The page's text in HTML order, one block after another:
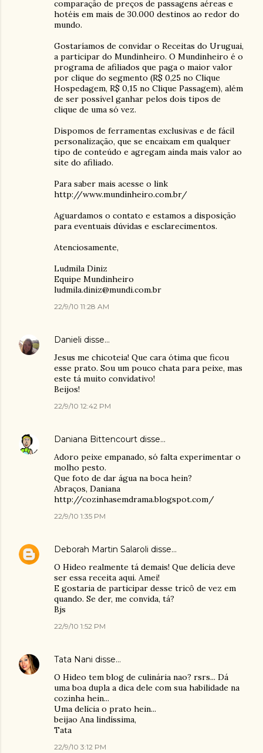
comparação de preços de passagens aéreas e
hotéis em mais de 30.000 destinos ao redor do
mundo.
Gostaríamos de convidar o Receitas do Uruguai,
a participar do Mundinheiro. O Mundinheiro é o
programa de afiliados que paga o maior valor
por clique do segmento (R$ 0,25 no Clique
Hospedagem, R$ 0,15 no Clique Passagem), além
de ser possível ganhar pelos dois tipos de
clique de uma só vez.
Dispomos de ferramentas exclusivas e de fácil
personalização, que se encaixam em qualquer
tipo de conteúdo e agregam ainda mais valor ao
site do afiliado.
Para saber mais acesse o link
http://www.mundinheiro.com.br/
Aguardamos o contato e estamos a disposição
para eventuais dúvidas e esclarecimentos.
Atenciosamente,
Ludmila Diniz
Equipe Mundinheiro
ludmila.diniz@mundi.com.br
22/9/10 11:28 AM
Danieli disse…
Jesus me chicoteia! Que cara ótima que ficou
esse prato. Sou um pouco chata para peixe, mas
este tá muito convidativo!
Beijos!
22/9/10 12:42 PM
Daniana Bittencourt disse…
Adoro peixe empanado, só falta experimentar o
molho pesto.
Que foto de dar água na boca hein?
Abraços, Daniana
http://cozinhasemdrama.blogspot.com/
22/9/10 1:35 PM
Deborah Martin Salaroli disse…
O Hideo realmente tá demais! Que delícia deve
ser essa receita aqui. Amei!
E gostaria de participar desse tricô de vez em
quando. Se der, me convida, tá?
Bjs
22/9/10 1:52 PM
Tata Nani disse…
O Hideo tem blog de culinária nao? rsrs... Dá
uma boa dupla a dica dele com sua habilidade na
cozinha hein...
Uma delícia o prato hein...
beijao Ana lindíssima,
Tata
22/9/10 3:12 PM